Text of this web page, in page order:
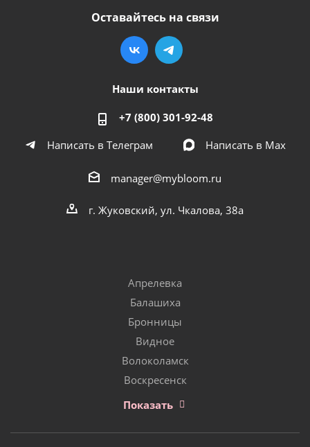
Оставайтесь на связи
Наши контакты
+7 (800) 301-92-48
Написать в Телеграм
Написать в Мах
manager@mybloom.ru
г. Жуковский, ул. Чкалова, 38а
Апрелевка
Балашиха
Бронницы
Видное
Волоколамск
Воскресенск
Показать